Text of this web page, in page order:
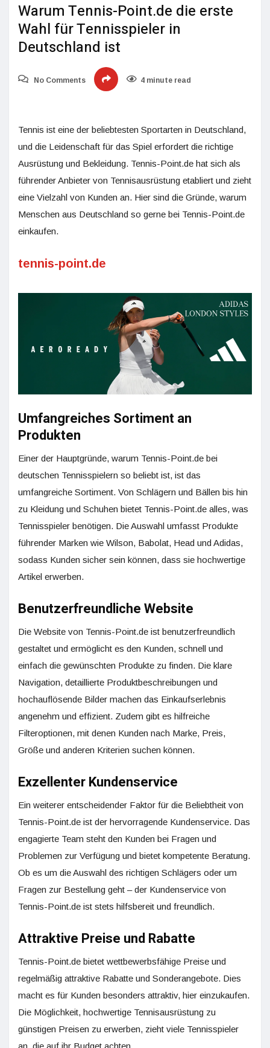
Warum Tennis-Point.de die erste
Wahl für Tennisspieler in
Deutschland ist
No Comments 4 minute read
Tennis ist eine der beliebtesten Sportarten in Deutschland,
und die Leidenschaft für das Spiel erfordert die richtige
Ausrüstung und Bekleidung. Tennis-Point.de hat sich als
führender Anbieter von Tennisausrüstung etabliert und zieht
eine Vielzahl von Kunden an. Hier sind die Gründe, warum
Menschen aus Deutschland so gerne bei Tennis-Point.de
einkaufen.
tennis-point.de
Umfangreiches Sortiment an
Produkten
Einer der Hauptgründe, warum Tennis-Point.de bei
deutschen Tennisspielern so beliebt ist, ist das
umfangreiche Sortiment. Von Schlägern und Bällen bis hin
zu Kleidung und Schuhen bietet Tennis-Point.de alles, was
Tennisspieler benötigen. Die Auswahl umfasst Produkte
führender Marken wie Wilson, Babolat, Head und Adidas,
sodass Kunden sicher sein können, dass sie hochwertige
Artikel erwerben.
Benutzerfreundliche Website
Die Website von Tennis-Point.de ist benutzerfreundlich
gestaltet und ermöglicht es den Kunden, schnell und
einfach die gewünschten Produkte zu finden. Die klare
Navigation, detaillierte Produktbeschreibungen und
hochauflösende Bilder machen das Einkaufserlebnis
angenehm und effizient. Zudem gibt es hilfreiche
Filteroptionen, mit denen Kunden nach Marke, Preis,
Größe und anderen Kriterien suchen können.
Exzellenter Kundenservice
Ein weiterer entscheidender Faktor für die Beliebtheit von
Tennis-Point.de ist der hervorragende Kundenservice. Das
engagierte Team steht den Kunden bei Fragen und
Problemen zur Verfügung und bietet kompetente Beratung.
Ob es um die Auswahl des richtigen Schlägers oder um
Fragen zur Bestellung geht – der Kundenservice von
Tennis-Point.de ist stets hilfsbereit und freundlich.
Attraktive Preise und Rabatte
Tennis-Point.de bietet wettbewerbsfähige Preise und
regelmäßig attraktive Rabatte und Sonderangebote. Dies
macht es für Kunden besonders attraktiv, hier einzukaufen.
Die Möglichkeit, hochwertige Tennisausrüstung zu
günstigen Preisen zu erwerben, zieht viele Tennisspieler